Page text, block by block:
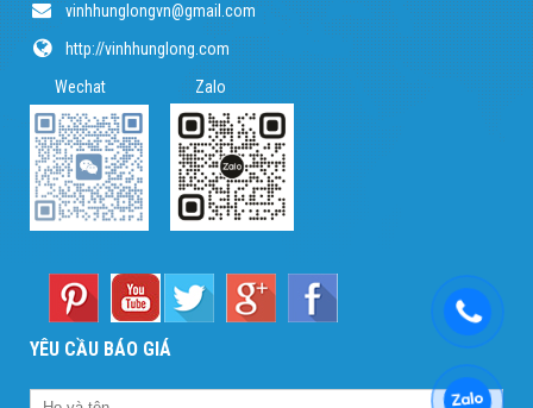
vinhhunglongvn@gmail.com
http://vinhhunglong.com
Wechat Zalo
YÊU CẦU BÁO GIÁ